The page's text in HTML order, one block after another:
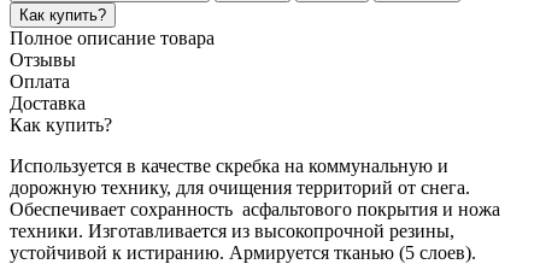
Как купить?
Полное описание товара
Отзывы
Оплата
Доставка
Как купить?
Используется в качестве скребка на коммунальную и
дорожную технику, для очищения территорий от снега.
Обеспечивает сохранность асфальтового покрытия и ножа
техники. Изготавливается из высокопрочной резины,
устойчивой к истиранию. Армируется тканью (5 слоев).